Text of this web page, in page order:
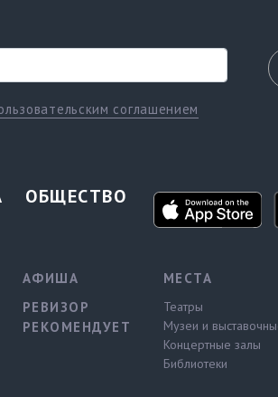
соглашением
ОБЩЕСТВО
АФИША
РЕВИЗОР
РЕКОМЕНДУЕТ
МЕСТА
Театры
Музеи и
Концертные залы
Библиотеки